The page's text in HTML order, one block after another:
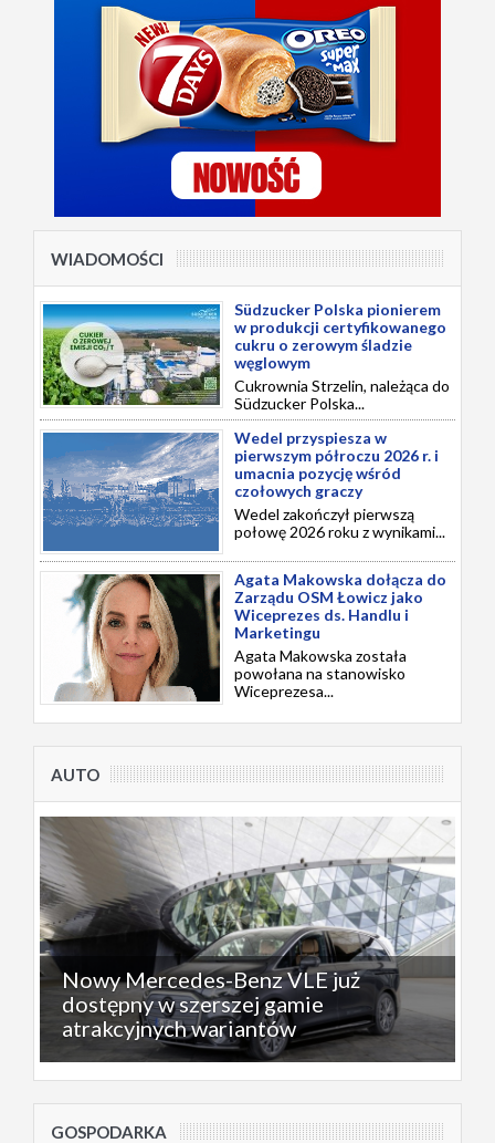
WIADOMOŚCI
Südzucker Polska pionierem
w produkcji certyfikowanego
cukru o zerowym śladzie
węglowym
Cukrownia Strzelin, należąca do
Südzucker Polska...
Wedel przyspiesza w
pierwszym półroczu 2026 r. i
umacnia pozycję wśród
czołowych graczy
Wedel zakończył pierwszą
połowę 2026 roku z wynikami...
Agata Makowska dołącza do
Zarządu OSM Łowicz jako
Wiceprezes ds. Handlu i
Marketingu
Agata Makowska została
powołana na stanowisko
Wiceprezesa...
AUTO
Nowy Mercedes-Benz VLE już
dostępny w szerszej gamie
atrakcyjnych wariantów
GOSPODARKA